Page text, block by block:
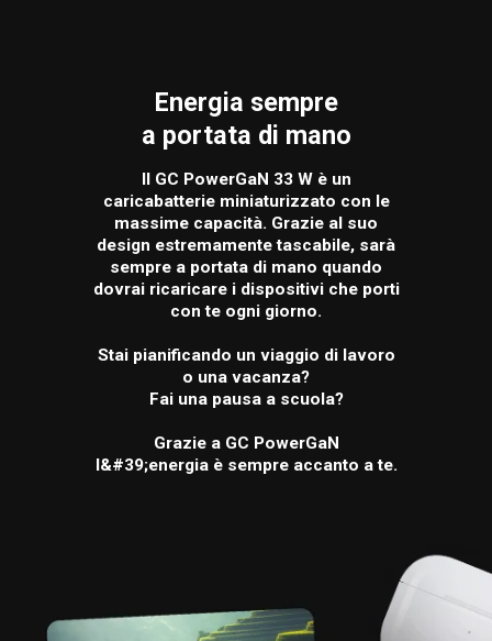
Energia sempre
a portata di mano
Il GC PowerGaN 33 W è un
caricabatterie miniaturizzato con le
massime capacità. Grazie al suo
design estremamente tascabile, sarà
sempre a portata di mano quando
dovrai ricaricare i dispositivi che porti
con te ogni giorno.
Stai pianificando un viaggio di lavoro
o una vacanza?
Fai una pausa a scuola?
Grazie a GC PowerGaN
l&#39;energia è sempre accanto a te.